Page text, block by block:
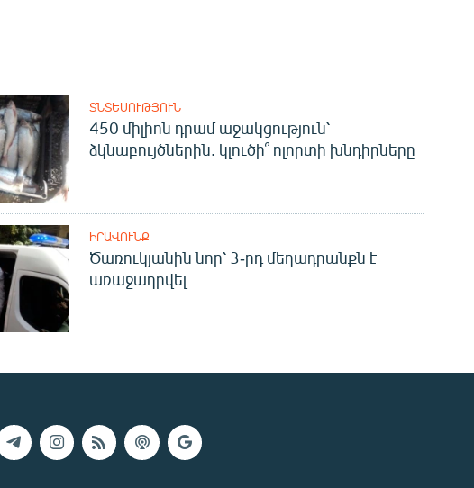
ՏՆՏԵՍՈՒԹՅՈՒՆ
450 միլիոն դրամ աջակցություն՝
ձկնաբույծներին. կլուծի՞ ոլորտի խնդիրները
ԻՐԱՎՈՒՆՔ
Ծառուկյանին նոր՝ 3-րդ մեղադրանքն է
առաջադրվել